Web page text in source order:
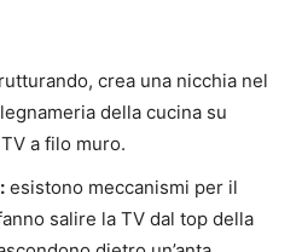
crea una nicchia nel
della cucina su
a filo muro.
esistono meccanismi per il
salire la TV dal top della